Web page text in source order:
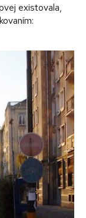
existovala,